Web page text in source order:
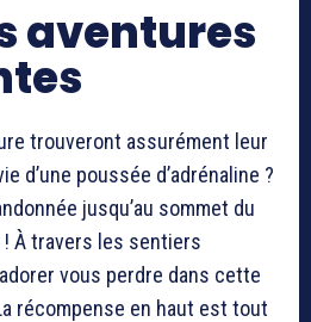
aventures
trouveront assurément leur
d’une poussée d’adrénaline ?
jusqu’au sommet du
! À travers les sentiers
vous perdre dans cette
récompense en haut est tout